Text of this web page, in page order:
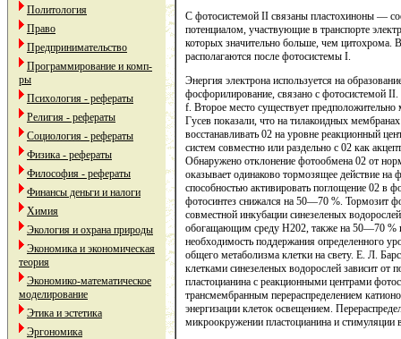
Политология
Право
Предпринимательство
Программирование и комп-
ры
Психология - рефераты
Религия - рефераты
Социология - рефераты
Физика - рефераты
Философия - рефераты
Финансы деньги и налоги
Химия
Экология и охрана природы
Экономика и экономическая
теория
Экономико-математическое
моделирование
Этика и эстетика
Эргономика
С фотосистемой II связаны пластохиноны —
потенциалом, участвующие в транспорте
которых значительно больше, чем цитохрома.
располагаются после фотосистемы I.
Энергия электрона используется на
фосфорилирование, связано с фотосистемой
f. Второе место существует
Гусев показали, что на тилакоидных
восстанавливать 02 на уровне реакционный
систем совместно или раздельно с 02 как
Обнаружено отклонение фотообмена 02 от
оказывает одинаково тормозящее действие
способностью активировать поглощение 02 в
фотосинтез снижался на 50—70 %. Тормозит
совместной инкубации синезеленых
обогащающим среду Н202, также на 50—70 %
необходимость поддержания определенного
общего метаболизма клетки на свету. Е. Л.
клетками синезеленых водорослей зависит от
пластоцианина с реакционными центрами
трансмембранным перераспределением
энергизации клеток освещением.
микроокружении пластоцианина и стимуляции